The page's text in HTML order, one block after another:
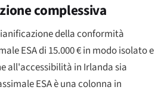
complessiva
della conformità
ESA di 15.000 € in modo isolato e
all'accessibilità in Irlanda sia
ESA è una colonna in